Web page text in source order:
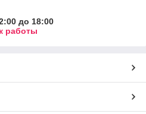
до 18:00
работы